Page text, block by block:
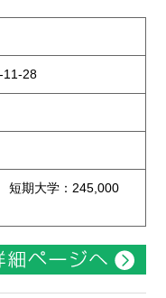
11-28
期大学：245,000